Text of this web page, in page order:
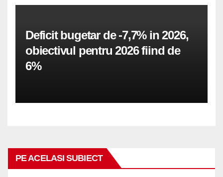
Deficit bugetar de -7,7% in 2026,
obiectivul pentru 2026 fiind de
6%
PE ACELASI SUBIECT